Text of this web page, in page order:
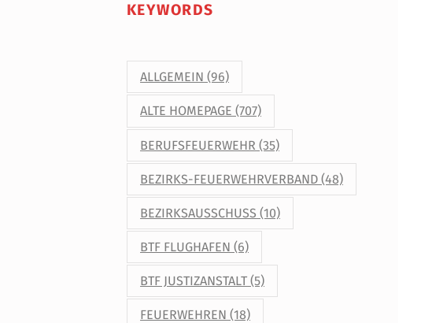
KEYWORDS
ALLGEMEIN (96)
ALTE HOMEPAGE (707)
BERUFSFEUERWEHR (35)
BEZIRKS-FEUERWEHRVERBAND (48)
BEZIRKSAUSSCHUSS (10)
BTF FLUGHAFEN (6)
BTF JUSTIZANSTALT (5)
FEUERWEHREN (18)